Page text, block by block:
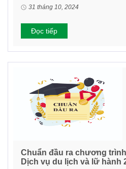
31 tháng 10, 2024
Đọc tiếp
Chuẩn đầu ra chương
Dịch vụ du lịch và lữ hành